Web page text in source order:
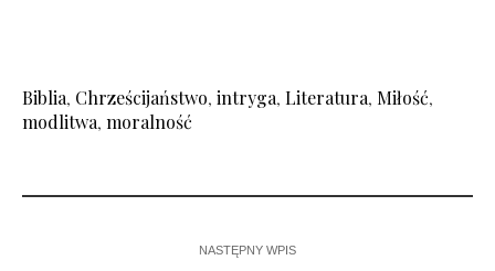
Biblia, Chrześcijaństwo, intryga, Literatura, Miłość,
modlitwa, moralność
NASTĘPNY WPIS